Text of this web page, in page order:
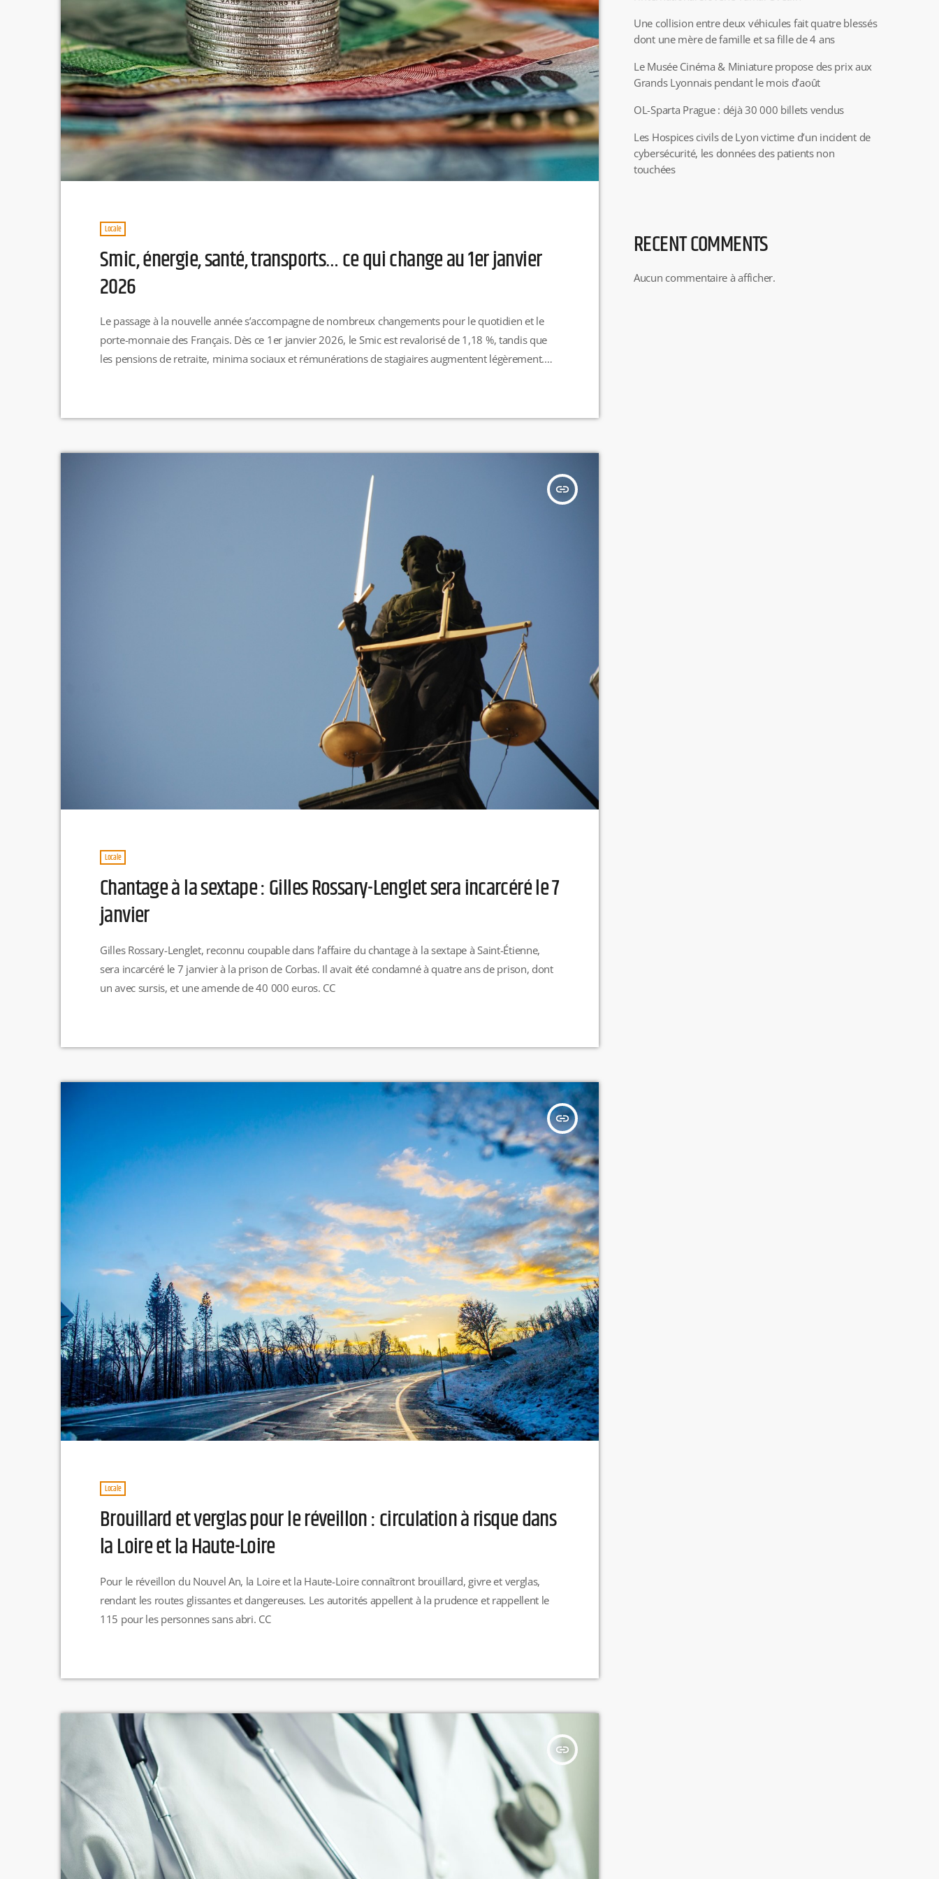
Locale
Smic, énergie, santé, transports… ce qui change au 1er janvier
2026
Le passage à la nouvelle année s’accompagne de nombreux changements pour le quotidien et le
porte-monnaie des Français. Dès ce 1er janvier 2026, le Smic est revalorisé de 1,18 %, tandis que
les pensions de retraite, minima sociaux et rémunérations de stagiaires augmentent légèrement.
insert_link
Locale
Chantage à la sextape : Gilles Rossary-Lenglet sera incarcéré le 7
janvier
Gilles Rossary-Lenglet, reconnu coupable dans l’affaire du chantage à la sextape à Saint-Étienne,
sera incarcéré le 7 janvier à la prison de Corbas. Il avait été condamné à quatre ans de prison, dont
un avec sursis, et une amende de 40 000 euros. CC
insert_link
Locale
Brouillard et verglas pour le réveillon : circulation à risque dans
la Loire et la Haute-Loire
Pour le réveillon du Nouvel An, la Loire et la Haute-Loire connaîtront brouillard, givre et verglas,
rendant les routes glissantes et dangereuses. Les autorités appellent à la prudence et rappellent le
115 pour les personnes sans abri. CC
insert_link
Une collision entre deux véhicules fait quatre blessés
dont une mère de famille et sa fille de 4 ans
Le Musée Cinéma & Miniature propose des prix aux
Grands Lyonnais pendant le mois d’août
OL-Sparta Prague : déjà 30 000 billets vendus
Les Hospices civils de Lyon victime d’un incident de
cybersécurité, les données des patients non
touchées
RECENT COMMENTS
Aucun commentaire à afficher.